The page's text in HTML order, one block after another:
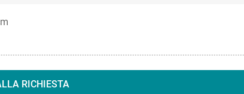
RICHIESTA